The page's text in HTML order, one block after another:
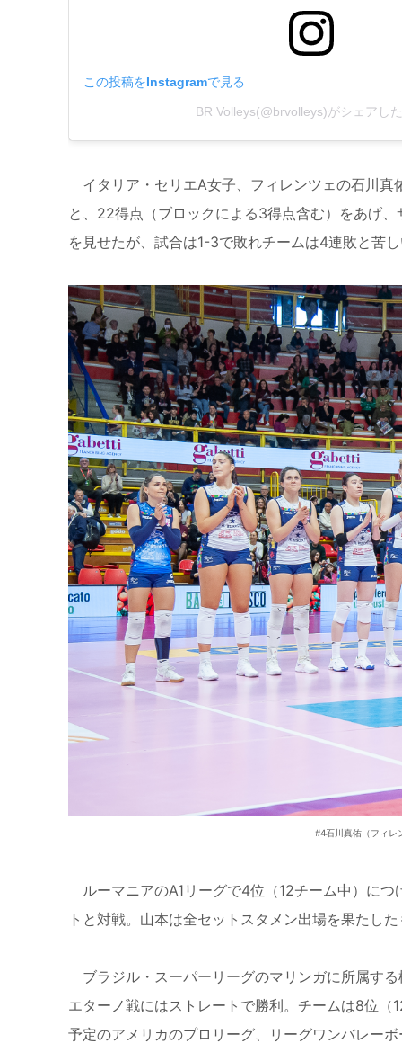
この投稿をInstagramで見る
BR Volleys(@brvolleys)がシェアし
イタリア・セリエA女子、フィレンツェの石川真
と、22得点（ブロックによる3得点含む）をあげ
を見せたが、試合は1-3で敗れチームは4連敗と苦
#4石川真佑（フィレ
ルーマニアのA1リーグで4位（12チーム中）に
トと対戦。山本は全セットスタメン出場を果たし
ブラジル・スーパーリーグのマリンガに所属す
エターノ戦にはストレートで勝利。チームは8位
予定のアメリカのプロリーグ、リーグワンバレー